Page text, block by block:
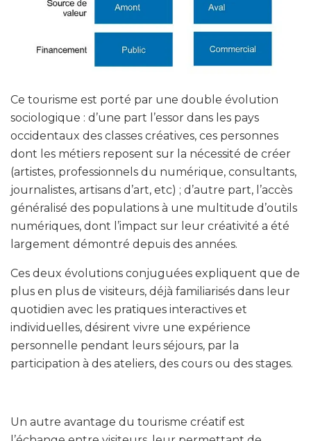
Ce tourisme est porté par une double évolution
sociologique : d’une part l’essor dans les pays
occidentaux des classes créatives, ces personnes
dont les métiers reposent sur la nécessité de créer
(artistes, professionnels du numérique, consultants,
journalistes, artisans d’art, etc) ; d’autre part, l’accès
généralisé des populations à une multitude d’outils
numériques, dont l’impact sur leur créativité a été
largement démontré depuis des années.
Ces deux évolutions conjuguées expliquent que de
plus en plus de visiteurs, déjà familiarisés dans leur
quotidien avec les pratiques interactives et
individuelles, désirent vivre une expérience
personnelle pendant leurs séjours, par la
participation à des ateliers, des cours ou des stages.
Un autre avantage du tourisme créatif est